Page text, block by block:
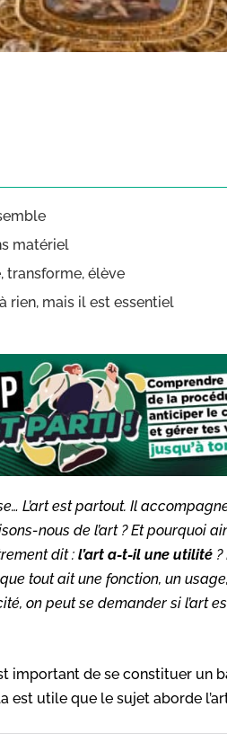
matériel
transforme, élève
rien, mais il est essentiel
L’art est partout. Il
nous de l’art ? Et pourquoi
dit : l’art a-t-il une utilité
tout ait une fonction, un
on peut se demander si l’art
important de se constituer un
est utile que le sujet aborde